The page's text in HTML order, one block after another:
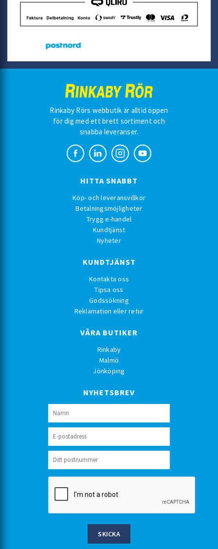
Rinkaby Rörs webbutik är alltid öppen
för dig med ett brett sortiment och
snabba leveranser.
HITTA SNABBT
Köp- och leveransvillkor
Betalningsmöjligheter
Trygg e-handel
Kundtjänst
Nyheter
KUNDTJÄNST
Kontakta oss
Tipsa oss
Godssökning
Reklamation eller retur
VÅRA BUTIKER
Rinkaby
Malmö
Jönköping
NYHETSBREV
SKICKA